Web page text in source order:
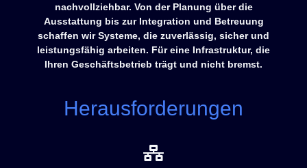
nachvollziehbar. Von der Planung über die
Ausstattung bis zur Integration und Betreuung
schaffen wir Systeme, die zuverlässig, sicher und
leistungsfähig arbeiten. Für eine Infrastruktur, die
Ihren Geschäftsbetrieb trägt und nicht bremst.
Herausforderungen